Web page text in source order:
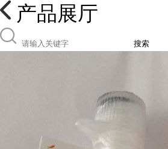
产品展厅
搜索